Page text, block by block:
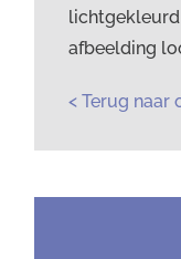
afbeelding
< Terug naar